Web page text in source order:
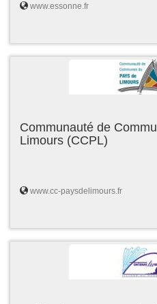
www.essonne.fr
Communauté de
Limours (CCPL)
www.cc-paysdelimours.fr